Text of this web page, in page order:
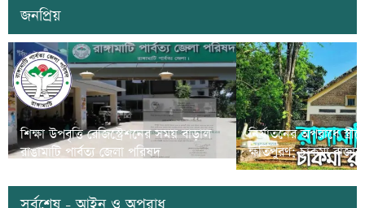
জনপ্রিয়
শিক্ষা উপবৃত্তি রেজিস্ট্রেশনের সময় বাড়াল
রাঙামাটি পার্বত্য জেলা পরিষদ
নির্যাতনের অপরাধে
ক্ষতিপুরণ; চাকমা